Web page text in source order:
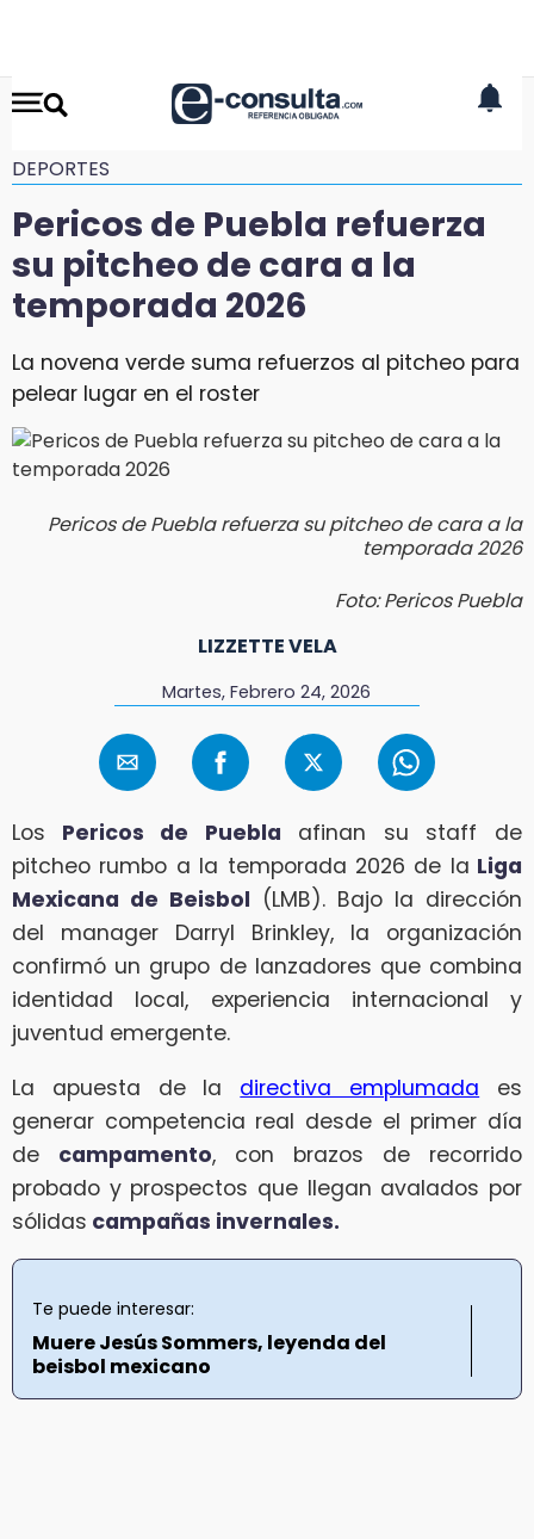
DEPORTES
Pericos de Puebla refuerza
su pitcheo de cara a la
temporada 2026
La novena verde suma refuerzos al pitcheo para
pelear lugar en el roster
Pericos de Puebla refuerza su pitcheo de cara a la
temporada 2026
Foto: Pericos Puebla
LIZZETTE VELA
Martes, Febrero 24, 2026
Los Pericos de Puebla afinan su staff de
pitcheo rumbo a la temporada 2026 de la Liga
Mexicana de Beisbol (LMB). Bajo la dirección
del manager Darryl Brinkley, la organización
confirmó un grupo de lanzadores que combina
identidad local, experiencia internacional y
juventud emergente.
La apuesta de la directiva emplumada es
generar competencia real desde el primer día
de campamento, con brazos de recorrido
probado y prospectos que llegan avalados por
sólidas campañas invernales.
Te puede interesar:
Muere Jesús Sommers, leyenda del
beisbol mexicano